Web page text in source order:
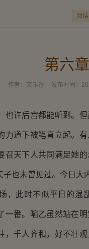
阅
第六
作者： 文禾谷 发布时间：
也许后宫都能听到。
力道下被笔直立起。
召天下人共同满足她
也未曾见过。今日大
，此时不似平日的混
一番。喻乙虽然站在
，千人齐和，好不壮